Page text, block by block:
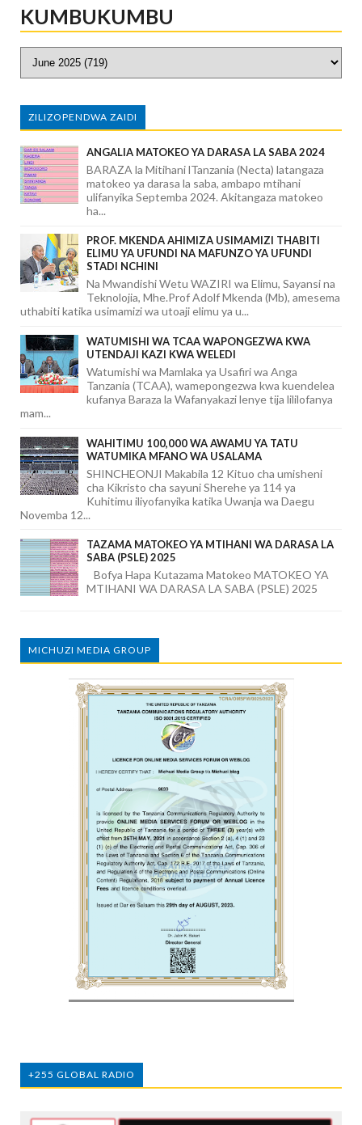
KUMBUKUMBU
ZILIZOPENDWA ZAIDI
ANGALIA MATOKEO YA DARASA LA SABA 2024
BARAZA la Mitihani lTanzania (Necta) latangaza
matokeo ya darasa la saba, ambapo mtihani
ulifanyika Septemba 2024. Akitangaza matokeo
ha...
PROF. MKENDA AHIMIZA USIMAMIZI THABITI
ELIMU YA UFUNDI NA MAFUNZO YA UFUNDI
STADI NCHINI
Na Mwandishi Wetu WAZIRI wa Elimu, Sayansi na
Teknolojia, Mhe.Prof Adolf Mkenda (Mb), amesema
uthabiti katika usimamizi wa utoaji elimu ya u...
WATUMISHI WA TCAA WAPONGEZWA KWA
UTENDAJI KAZI KWA WELEDI
Watumishi wa Mamlaka ya Usafiri wa Anga
Tanzania (TCAA), wamepongezwa kwa kuendelea
kufanya Baraza la Wafanyakazi lenye tija lililofanya
mam...
WAHITIMU 100,000 WA AWAMU YA TATU
WATUMIKA MFANO WA USALAMA
SHINCHEONJI Makabila 12 Kituo cha umisheni
cha Kikristo cha sayuni Sherehe ya 114 ya
Kuhitimu iliyofanyika katika Uwanja wa Daegu
Novemba 12...
TAZAMA MATOKEO YA MTIHANI WA DARASA LA
SABA (PSLE) 2025
Bofya Hapa Kutazama Matokeo MATOKEO YA
MTIHANI WA DARASA LA SABA (PSLE) 2025
MICHUZI MEDIA GROUP
+255 GLOBAL RADIO